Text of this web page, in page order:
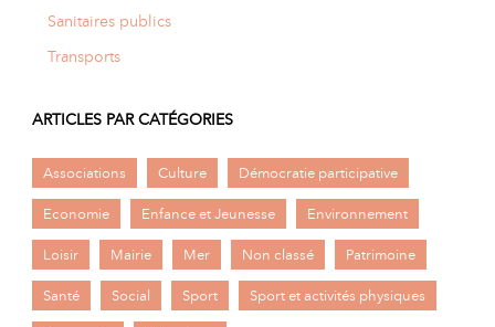
Sanitaires publics
Transports
ARTICLES PAR CATÉGORIES
Associations Culture Démocratie participative
Economie Enfance et Jeunesse Environnement
Loisir Mairie Mer Non classé Patrimoine
Santé Social Sport Sport et activités physiques